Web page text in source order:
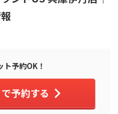
ト予約OK！
予約する